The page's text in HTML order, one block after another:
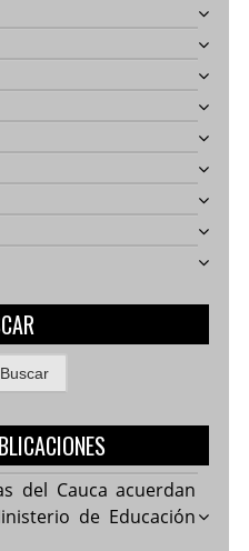
del Cauca acuerdan
de Educación